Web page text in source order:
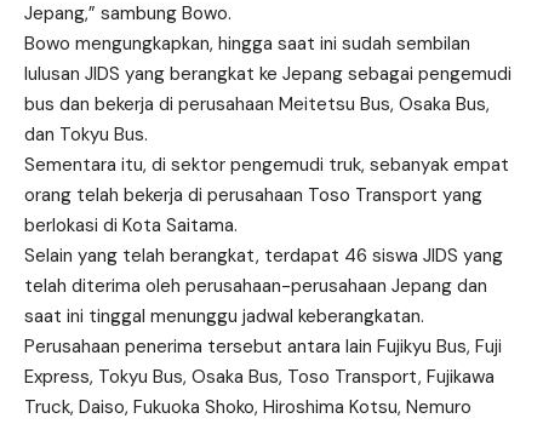
Jepang,” sambung Bowo.
Bowo mengungkapkan, hingga saat ini sudah sembilan
lulusan JIDS yang berangkat ke Jepang sebagai pengemudi
bus dan bekerja di perusahaan Meitetsu Bus, Osaka Bus,
dan Tokyu Bus.
Sementara itu, di sektor pengemudi truk, sebanyak empat
orang telah bekerja di perusahaan Toso Transport yang
berlokasi di Kota Saitama.
Selain yang telah berangkat, terdapat 46 siswa JIDS yang
telah diterima oleh perusahaan-perusahaan Jepang dan
saat ini tinggal menunggu jadwal keberangkatan.
Perusahaan penerima tersebut antara lain Fujikyu Bus, Fuji
Express, Tokyu Bus, Osaka Bus, Toso Transport, Fujikawa
Truck, Daiso, Fukuoka Shoko, Hiroshima Kotsu, Nemuro